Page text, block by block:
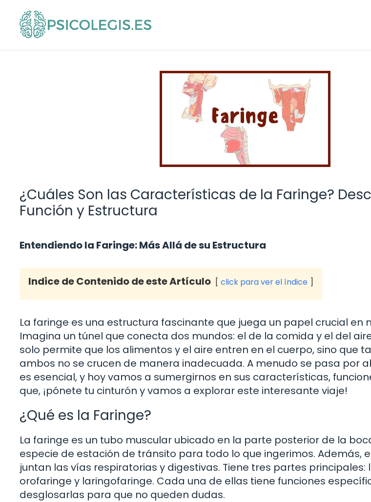
contenido
¿Cuáles Son las Características de la Faringe?
Función y Estructura
Entendiendo la Faringe: Más Allá de su Estructura
Indice de Contenido de este Artículo click para ver el índice
La faringe es una estructura fascinante que juega un papel crucial en
Imagina un túnel que conecta dos mundos: el de la comida y el del
solo permite que los alimentos y el aire entren en el cuerpo, sino que
ambos no se crucen de manera inadecuada. A menudo se pasa por
es esencial, y hoy vamos a sumergirnos en sus características,
que, ¡pónete tu cinturón y vamos a explorar este interesante viaje!
¿Qué es la Faringe?
La faringe es un tubo muscular ubicado en la parte posterior de la
especie de estación de tránsito para todo lo que ingerimos. Además,
juntan las vías respiratorias y digestivas. Tiene tres partes principales:
orofaringe y laringofaringe. Cada una de ellas tiene funciones
desglosarlas para que no queden dudas.